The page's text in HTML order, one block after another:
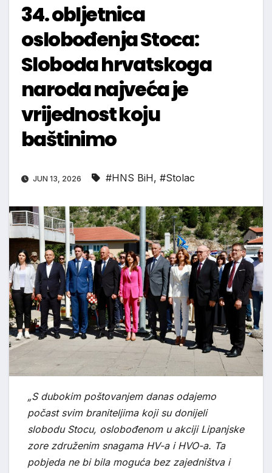
34. obljetnica
oslobođenja Stoca:
Sloboda hrvatskoga
naroda najveća je
vrijednost koju
baštinimo
JUN 13, 2026 #HNS BiH, #Stolac
„S dubokim poštovanjem danas odajemo
počast svim braniteljima koji su donijeli
slobodu Stocu, oslobođenom u akciji Lipanjske
zore združenim snagama HV-a i HVO-a. Ta
pobjeda ne bi bila moguća bez zajedništva i